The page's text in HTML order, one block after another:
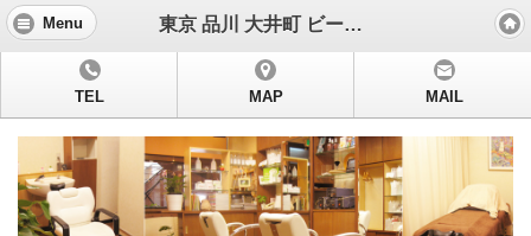
Menu 東京 品川 大井町 ビーワン 美容室 美容院 アトリエファム
TEL MAP MAIL